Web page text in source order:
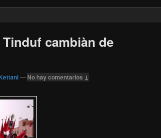
cambiàn de
— No hay comentarios ↓